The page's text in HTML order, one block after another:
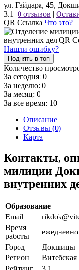
ул. Гайдара, 45,
3.1
0 отзывов |
QR Ссылка Что это?
Нашли ошибку?
Поднять в топ
Количество
За сегодня: 0
За неделю: 0
За месяц: 0
За все время: 10
Описание
Отзывы (0)
Карта
Контакты,
милиции
внутренних
Образование
Email
Время
работы
Город
Докшицы
Регион
Витебская
Рейтинг
3.1